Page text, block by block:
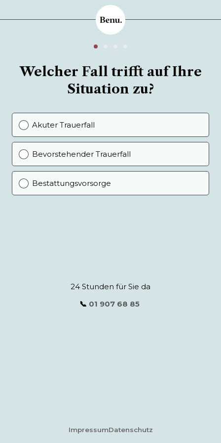
Welcher Fall trifft auf Ihre
Situation zu?
Akuter Trauerfall
Bevorstehender Trauerfall
Bestattungsvorsorge
24 Stunden für Sie da
📞 01 907 68 85
ImpressumDatenschutz